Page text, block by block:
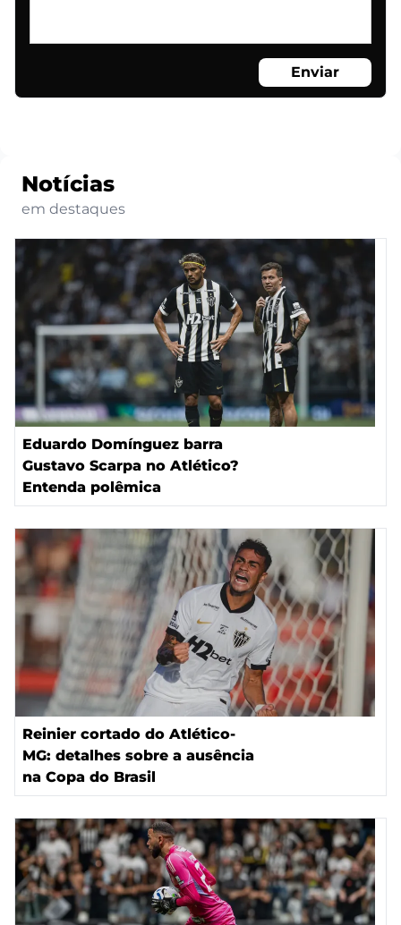
Enviar
Notícias
em destaques
Eduardo Domínguez barra
Gustavo Scarpa no Atlético?
Entenda polêmica
Reinier cortado do Atlético-
MG: detalhes sobre a ausência
na Copa do Brasil